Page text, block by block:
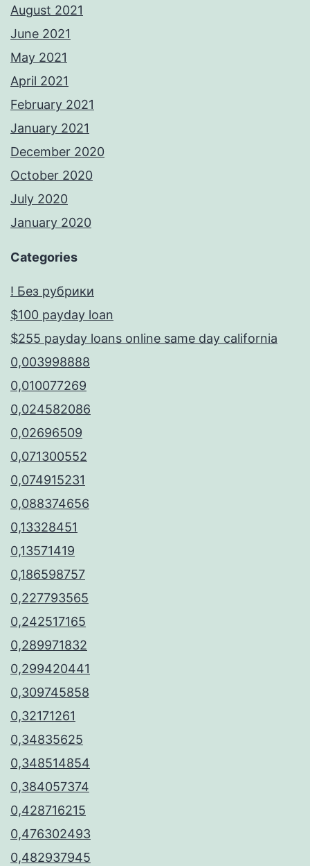
August 2021
June 2021
May 2021
April 2021
February 2021
January 2021
December 2020
October 2020
July 2020
January 2020
Categories
! Без рубрики
$100 payday loan
$255 payday loans online same day california
0,003998888
0,010077269
0,024582086
0,02696509
0,071300552
0,074915231
0,088374656
0,13328451
0,13571419
0,186598757
0,227793565
0,242517165
0,289971832
0,299420441
0,309745858
0,32171261
0,34835625
0,348514854
0,384057374
0,428716215
0,476302493
0,482937945